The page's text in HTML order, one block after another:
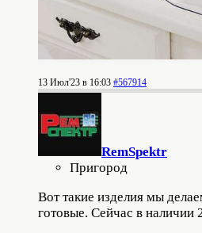
13 Июл'23 в 16:03 #567914
RemSpektr
Пригород
Вот такие изделия мы
готовые. Сейчас в наличии